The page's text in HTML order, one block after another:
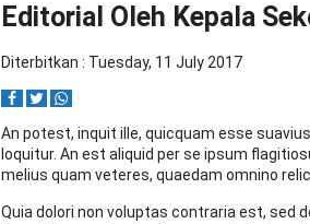
Editorial Oleh Kepala
Diterbitkan : Tuesday, 11 July 2017
An potest, inquit ille, quicquam esse
loquitur. An est aliquid per se ipsum
melius quam veteres, quaedam omnino
Quia dolori non voluptas contraria est, sed